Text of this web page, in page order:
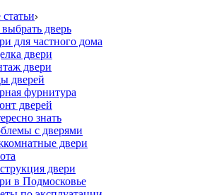
дверь
для частного дома
двери
двери
дверей
фурнитура
дверей
знать
с дверями
двери
двери
в Подмосковье